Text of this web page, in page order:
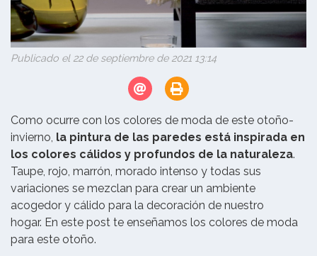
Publicado el 22 de septiembre de 2021 13:14
Como ocurre con los colores de moda de este otoño-
invierno, la pintura de las paredes está inspirada en
los colores cálidos y profundos de la naturaleza.
Taupe, rojo, marrón, morado intenso y todas sus
variaciones se mezclan para crear un ambiente
acogedor y cálido para la decoración de nuestro
hogar. En este post te enseñamos los colores de moda
para este otoño.